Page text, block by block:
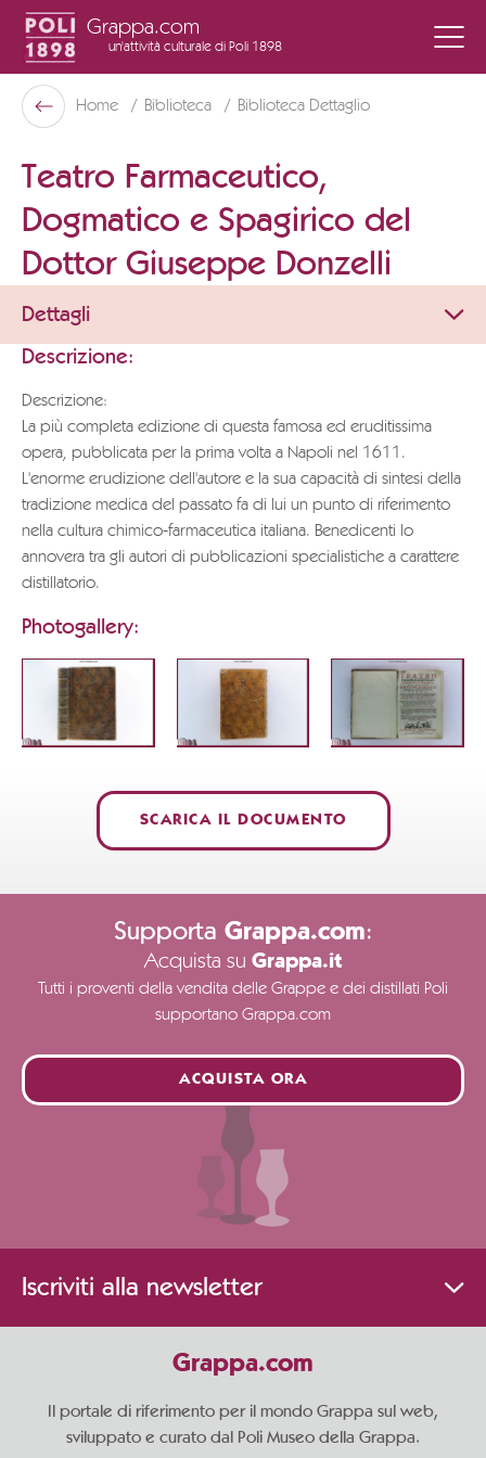
Grappa.com
un'attività culturale di Poli 1898
Poli Museo Della Grappa
Indietro
Home Biblioteca Biblioteca Dettaglio
Teatro Farmaceutico,
Dogmatico e Spagirico del
Dottor Giuseppe Donzelli
Dettagli
Descrizione:
Descrizione:
La più completa edizione di questa famosa ed eruditissima
opera, pubblicata per la prima volta a Napoli nel 1611.
L'enorme erudizione dell'autore e la sua capacità di sintesi della
tradizione medica del passato fa di lui un punto di riferimento
nella cultura chimico-farmaceutica italiana. Benedicenti lo
annovera tra gli autori di pubblicazioni specialistiche a carattere
distillatorio.
Photogallery:
SCARICA IL DOCUMENTO
Supporta Grappa.com:
Acquista su Grappa.it
Tutti i proventi della vendita delle Grappe e dei distillati Poli
supportano Grappa.com
ACQUISTA ORA
Iscriviti alla newsletter
Grappa.com
Il portale di riferimento per il mondo Grappa sul web,
sviluppato e curato dal Poli Museo della Grappa.